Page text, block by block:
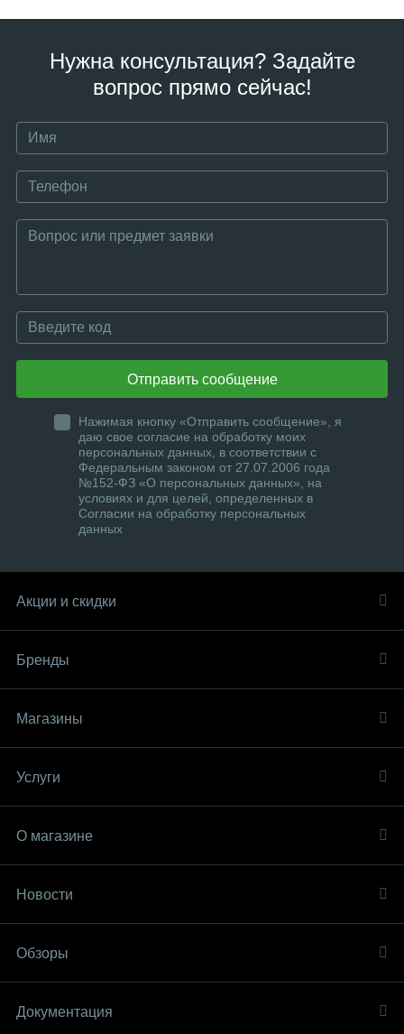
Нужна консультация? Задайте
вопрос прямо сейчас!
Отправить сообщение
Нажимая кнопку «Отправить сообщение», я
даю свое согласие на обработку моих
персональных данных, в соответствии с
Федеральным законом от 27.07.2006 года
№152-ФЗ «О персональных данных», на
условиях и для целей, определенных в
Согласии на обработку персональных
данных
Акции и скидки
Бренды
Магазины
Услуги
О магазине
Новости
Обзоры
Документация